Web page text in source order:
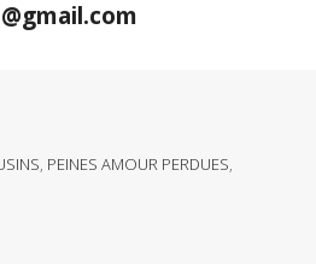
, PEINES AMOUR PERDUES,